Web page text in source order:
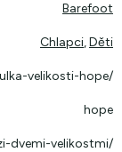
Barefoot
Chlapci,Děti
velikosti-hope/
hope
dvemi-velikostmi/